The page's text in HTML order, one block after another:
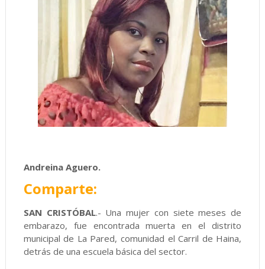
Andreina Aguero.
Comparte:
SAN CRISTÓBAL.- Una mujer con siete meses de
embarazo, fue encontrada muerta en el distrito
municipal de La Pared, comunidad el Carril de Haina,
detrás de una escuela básica del sector.